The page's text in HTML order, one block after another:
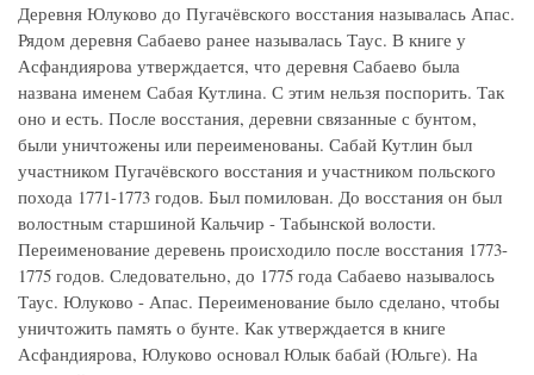
Деревня Юлуково до Пугачёвского восстания называлась Апас.
Рядом деревня Сабаево ранее называлась Таус. В книге у
Асфандиярова утверждается, что деревня Сабаево была
названа именем Сабая Кутлина. С этим нельзя поспорить. Так
оно и есть. После восстания, деревни связанные с бунтом,
были уничтожены или переименованы. Сабай Кутлин был
участником Пугачёвского восстания и участником польского
похода 1771-1773 годов. Был помилован. До восстания он был
волостным старшиной Кальчир - Табынской волости.
Переименование деревень происходило после восстания 1773-
1775 годов. Следовательно, до 1775 года Сабаево называлось
Таус. Юлуково - Апас. Переименование было сделано, чтобы
уничтожить память о бунте. Как утверждается в книге
Асфандиярова, Юлуково основал Юлык бабай (Юльге). На